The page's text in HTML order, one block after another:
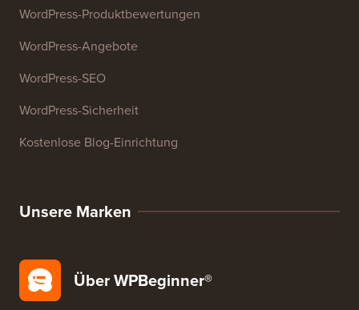
Ressourcen
WordPress-Kurse
WordPress-Glossar
WordPress-Produktbewertungen
WordPress-SEO
Kostenlose Blog-Einrichtung